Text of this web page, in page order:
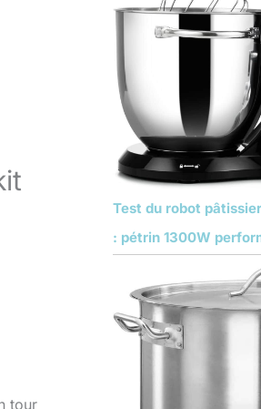
tour
Test du robot
: pétrin 1300W